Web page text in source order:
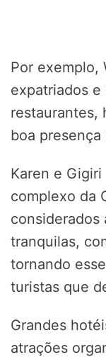
Por exemplo,
expatriados
restaurantes,
boa presença
Karen e
complexo da
considerados
tranquilas,
tornando
turistas que
Grandes
atrações